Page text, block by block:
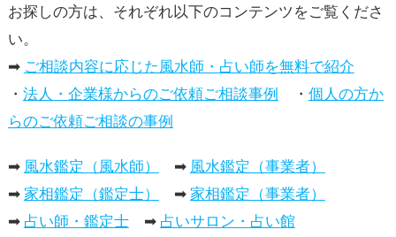
お探しの方は、それぞれ以下のコンテンツをご覧くださ
い。
➡ ご相談内容に応じた風水師・占い師を無料で紹介
・ 法人・企業様からのご依頼ご相談事例 ・ 個人の方か
らのご依頼ご相談の事例
➡ 風水鑑定（風水師） ➡ 風水鑑定（事業者）
➡ 家相鑑定（鑑定士） ➡ 家相鑑定（事業者）
➡ 占い師・鑑定士➡ 占いサロン・占い館